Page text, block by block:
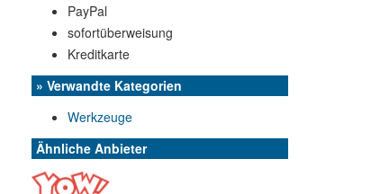
PayPal
sofortüberweisung
Kreditkarte
» Verwandte Kategorien
Werkzeuge
Ähnliche Anbieter